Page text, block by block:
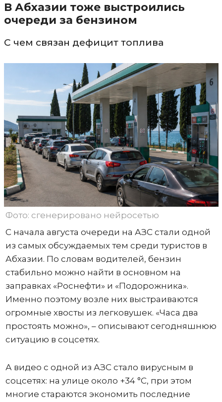
В Абхазии тоже выстроились
очереди за бензином
С чем связан дефицит топлива
Фото: сгенерировано нейросетью
С начала августа очереди на АЗС стали одной
из самых обсуждаемых тем среди туристов в
Абхазии. По словам водителей, бензин
стабильно можно найти в основном на
заправках «Роснефти» и «Подорожника».
Именно поэтому возле них выстраиваются
огромные хвосты из легковушек. «Часа два
простоять можно», – описывают сегодняшнюю
ситуацию в соцсетях.
А видео с одной из АЗС стало вирусным в
соцсетях: на улице около +34 °C, при этом
многие стараются экономить последние